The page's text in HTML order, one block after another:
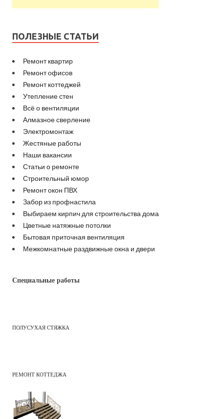
ПОЛЕЗНЫЕ СТАТЬИ
Ремонт квартир
Ремонт офисов
Ремонт коттеджей
Утепление стен
Всё о вентиляции
Алмазное сверление
Электромонтаж
Жестяные работы
Наши вакансии
Статьи о ремонте
Строительный юмор
Ремонт окон ПВХ
Забор из профнастила
Выбираем кирпич для строительства дома
Цветные натяжные потолки
Бытовая приточная вентиляция
Межкомнатные раздвижные окна и двери
Специальные работы
ПОЛУСУХАЯ СТЯЖКА
РЕМОНТ КОТТЕДЖА